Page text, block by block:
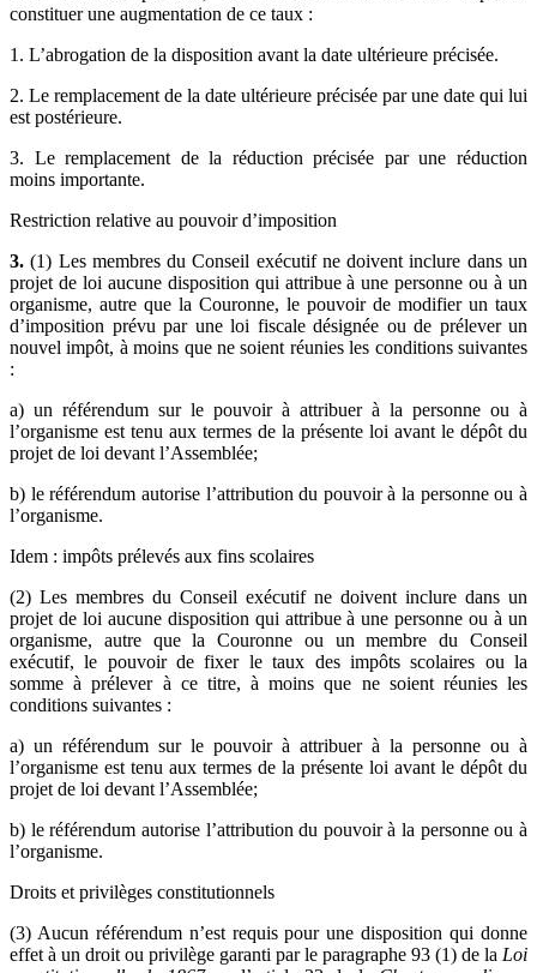
constituer une augmentation de ce taux :
1. L’abrogation de la disposition avant la date ultérieure précisée.
2. Le remplacement de la date ultérieure précisée par une date qui lui
est postérieure.
3. Le remplacement de la réduction précisée par une réduction
moins importante.
Restriction relative au pouvoir d’imposition
3. (1) Les membres du Conseil exécutif ne doivent inclure dans un
projet de loi aucune disposition qui attribue à une personne ou à un
organisme, autre que la Couronne, le pouvoir de modifier un taux
d’imposition prévu par une loi fiscale désignée ou de prélever un
nouvel impôt, à moins que ne soient réunies les conditions suivantes
:
a) un référendum sur le pouvoir à attribuer à la personne ou à
l’organisme est tenu aux termes de la présente loi avant le dépôt du
projet de loi devant l’Assemblée;
b) le référendum autorise l’attribution du pouvoir à la personne ou à
l’organisme.
Idem : impôts prélevés aux fins scolaires
(2) Les membres du Conseil exécutif ne doivent inclure dans un
projet de loi aucune disposition qui attribue à une personne ou à un
organisme, autre que la Couronne ou un membre du Conseil
exécutif, le pouvoir de fixer le taux des impôts scolaires ou la
somme à prélever à ce titre, à moins que ne soient réunies les
conditions suivantes :
a) un référendum sur le pouvoir à attribuer à la personne ou à
l’organisme est tenu aux termes de la présente loi avant le dépôt du
projet de loi devant l’Assemblée;
b) le référendum autorise l’attribution du pouvoir à la personne ou à
l’organisme.
Droits et privilèges constitutionnels
(3) Aucun référendum n’est requis pour une disposition qui donne
effet à un droit ou privilège garanti par le paragraphe 93 (1) de la Loi